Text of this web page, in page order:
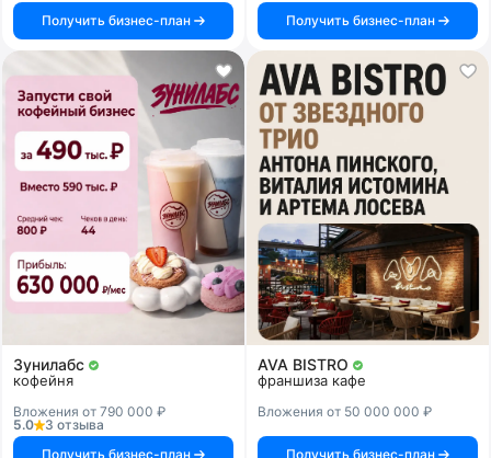
Получить бизнес-план
Получить бизнес-план
Зунилабс
кофейня
Вложения от 790 000 ₽
5.0
3 отзыва
Получить бизнес-план
AVA BISTRO
франшиза кафе
Вложения от 50 000 000 ₽
Получить бизнес-план